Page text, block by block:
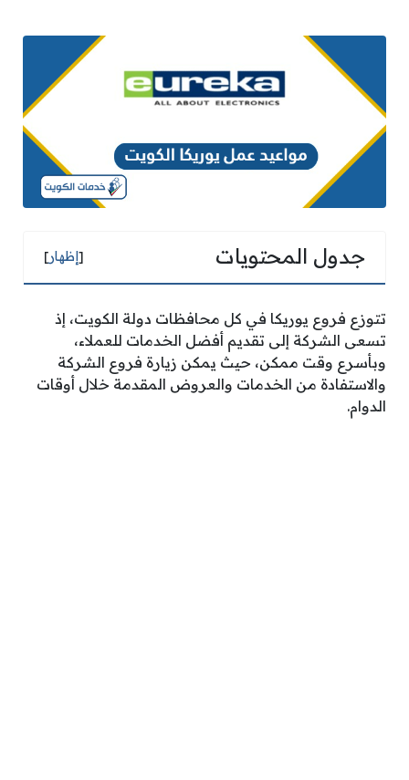
جدول المحتويات [إظهار]
تتوزع فروع يوريكا في كل محافظات دولة الكويت، إذ
تسعى الشركة إلى تقديم أفضل الخدمات للعملاء،
وبأسرع وقت ممكن، حيث يمكن زيارة فروع الشركة
والاستفادة من الخدمات والعروض المقدمة خلال أوقات
الدوام.